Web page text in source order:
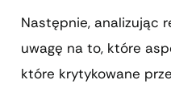
Następnie, analizując
uwagę na to, które
które krytykowane